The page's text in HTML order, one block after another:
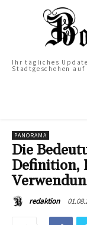
Ihr tägliches
Stadtgeschehen
PANORAMA
Die
Definition,
redaktion